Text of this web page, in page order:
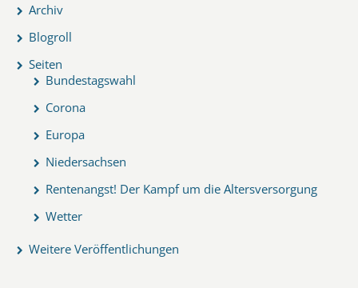
Archiv
Blogroll
Seiten
Bundestagswahl
Corona
Europa
Niedersachsen
Rentenangst! Der Kampf um die Altersversorgung
Wetter
Weitere Veröffentlichungen